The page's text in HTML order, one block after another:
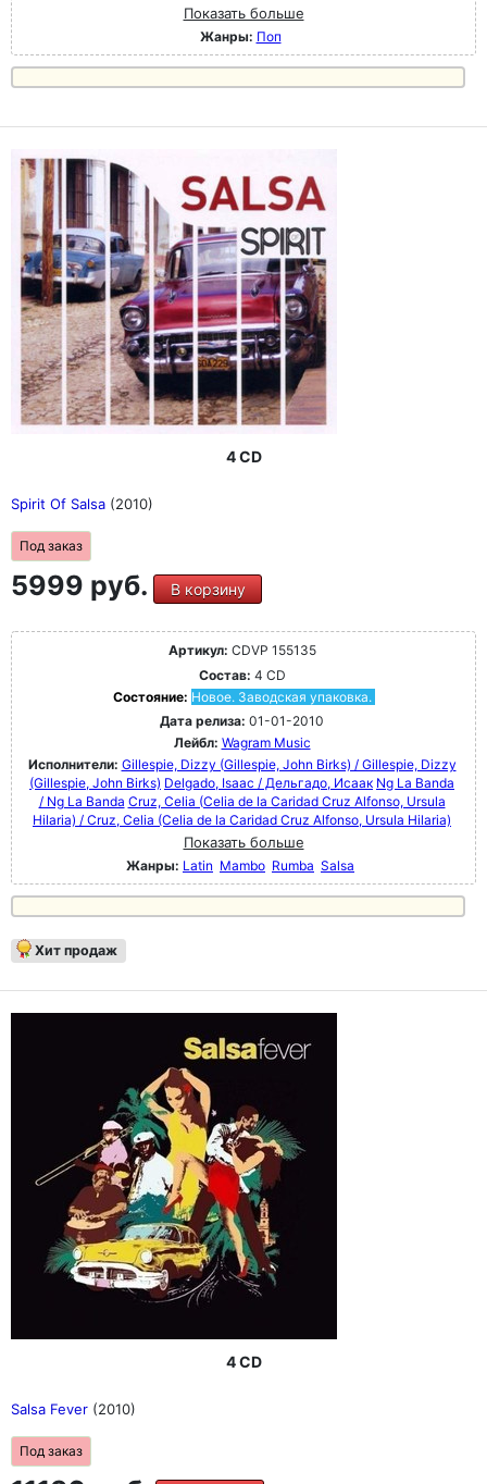
Показать больше
Жанры: Поп
4 CD
Spirit Of Salsa (2010)
Под заказ
5999 руб. В корзину
Артикул: CDVP 155135
Состав: 4 CD
Состояние: Новое. Заводская упаковка.
Дата релиза: 01-01-2010
Лейбл: Wagram Music
Исполнители: Gillespie, Dizzy (Gillespie, John Birks) / Gillespie, Dizzy
(Gillespie, John Birks) Delgado, Isaac / Дельгадо, Исаак Ng La Banda
/ Ng La Banda Cruz, Celia (Celia de la Caridad Cruz Alfonso, Ursula
Hilaria) / Cruz, Celia (Celia de la Caridad Cruz Alfonso, Ursula Hilaria)
Показать больше
Жанры: Latin Mambo Rumba Salsa
Хит продаж
4 CD
Salsa Fever (2010)
Под заказ